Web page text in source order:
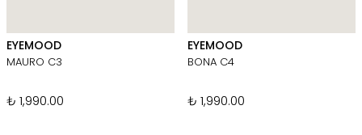
EYEMOOD
MAURO C3
₺ 1,990.00
EYEMOOD
BONA C4
₺ 1,990.00